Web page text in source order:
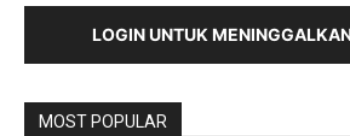
LOGIN UNTUK
MOST POPULAR